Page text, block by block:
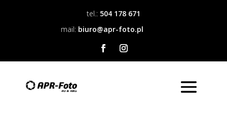
tel.: 504 178 671
mail: biuro@apr-foto.pl